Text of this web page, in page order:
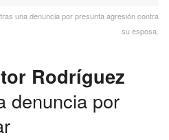
una denuncia por presunta agresión contra
su esposa.
Rodríguez
denuncia por